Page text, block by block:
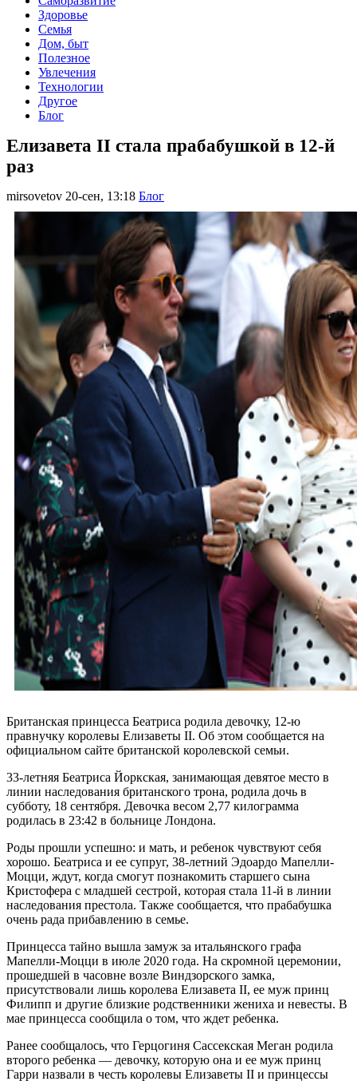
Здоровье
Семья
Дом, быт
Полезное
Увлечения
Технологии
Другое
Блог
Елизавета II стала прабабушкой в 12-й
раз
mirsovetov 20-сен, 13:18 Блог
Британская принцесса Беатриса родила девочку, 12-ю
правнучку королевы Елизаветы II. Об этом сообщается на
официальном сайте британской королевской семьи.
33-летняя Беатриса Йоркская, занимающая девятое место в
линии наследования британского трона, родила дочь в
субботу, 18 сентября. Девочка весом 2,77 килограмма
родилась в 23:42 в больнице Лондона.
Роды прошли успешно: и мать, и ребенок чувствуют себя
хорошо. Беатриса и ее супруг, 38-летний Эдоардо Мапелли-
Моцци, ждут, когда смогут познакомить старшего сына
Кристофера с младшей сестрой, которая стала 11-й в линии
наследования престола. Также сообщается, что прабабушка
очень рада прибавлению в семье.
Принцесса тайно вышла замуж за итальянского графа
Мапелли-Моцци в июле 2020 года. На скромной церемонии,
прошедшей в часовне возле Виндзорского замка,
присутствовали лишь королева Елизавета II, ее муж принц
Филипп и другие близкие родственники жениха и невесты. В
мае принцесса сообщила о том, что ждет ребенка.
Ранее сообщалось, что Герцогиня Сассекская Меган родила
второго ребенка — девочку, которую она и ее муж принц
Гарри назвали в честь королевы Елизаветы II и принцессы